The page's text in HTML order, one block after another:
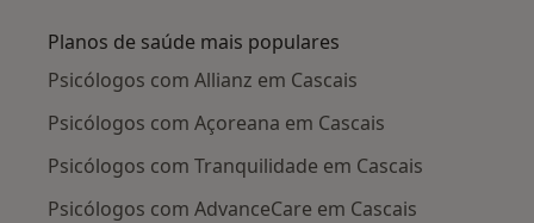
Planos de saúde mais populares
Psicólogos com Allianz em Cascais
Psicólogos com Açoreana em Cascais
Psicólogos com Tranquilidade em Cascais
Psicólogos com AdvanceCare em Cascais